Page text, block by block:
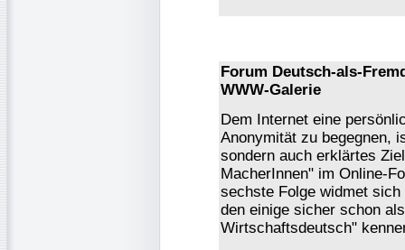
Forum Deutsch-als-
WWW-Galerie
Dem Internet eine
Anonymität zu begegnen,
sondern auch erklärtes
MacherInnen" im Online-
sechste Folge widmet
den einige sicher schon
Wirtschaftsdeutsch"